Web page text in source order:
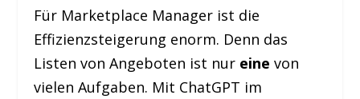
Für Marketplace Manager ist die
Effizienzsteigerung enorm. Denn das
Listen von Angeboten ist nur eine von
vielen Aufgaben. Mit ChatGPT im